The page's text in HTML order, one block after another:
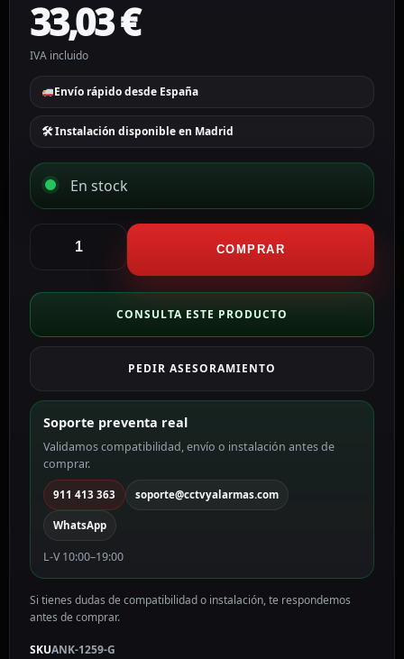
33,03€
IVA incluido
Envío rápido desde España
🛠 Instalación disponible en Madrid
En stock
con
LCD
color
ANK-
1259-
cantidad
COMPRAR
CONSULTA ESTE PRODUCTO
PEDIR ASESORAMIENTO
Soporte preventa real
Validamos compatibilidad, envío o instalación antes de
comprar.
911 413 363 soporte@cctvyalarmas.com
WhatsApp
L-V 10:00–19:00
Si tienes dudas de compatibilidad o instalación, te respondemos
antes de comprar.
SKUANK-1259-G